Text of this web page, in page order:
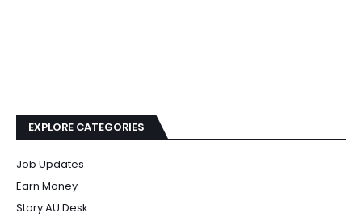
EXPLORE CATEGORIES
Job Updates
Earn Money
Story AU Desk